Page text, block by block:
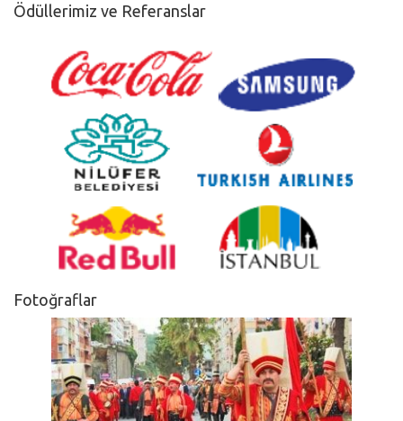
Ödüllerimiz ve Referanslar
Fotoğraflar